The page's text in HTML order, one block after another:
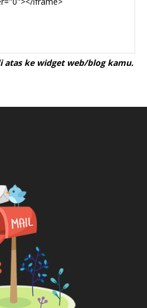
atas ke widget web/blog kamu.